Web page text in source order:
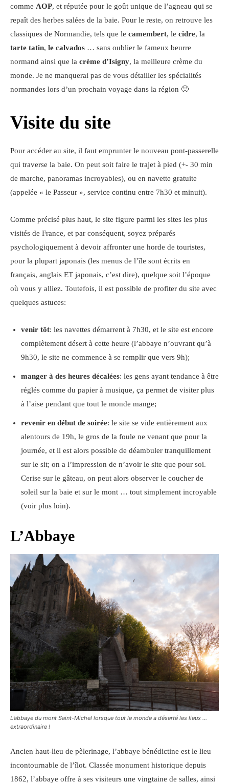
comme AOP, et réputée pour le goût unique de l’agneau qui se
repaît des herbes salées de la baie. Pour le reste, on retrouve les
classiques de Normandie, tels que le camembert, le cidre, la
tarte tatin, le calvados … sans oublier le fameux beurre
normand ainsi que la crème d’Isigny, la meilleure crème du
monde. Je ne manquerai pas de vous détailler les spécialités
normandes lors d’un prochain voyage dans la région 🙂
Visite du site
Pour accéder au site, il faut emprunter le nouveau pont-passerelle
qui traverse la baie. On peut soit faire le trajet à pied (+- 30 min
de marche, panoramas incroyables), ou en navette gratuite
(appelée « le Passeur », service continu entre 7h30 et minuit).
Comme précisé plus haut, le site figure parmi les sites les plus
visités de France, et par conséquent, soyez préparés
psychologiquement à devoir affronter une horde de touristes,
pour la plupart japonais (les menus de l’île sont écrits en
français, anglais ET japonais, c’est dire), quelque soit l’époque
où vous y alliez. Toutefois, il est possible de profiter du site avec
quelques astuces:
venir tôt: les navettes démarrent à 7h30, et le site est encore
complètement désert à cette heure (l’abbaye n’ouvrant qu’à
9h30, le site ne commence à se remplir que vers 9h);
manger à des heures décalées: les gens ayant tendance à être
réglés comme du papier à musique, ça permet de visiter plus
à l’aise pendant que tout le monde mange;
revenir en début de soirée: le site se vide entièrement aux
alentours de 19h, le gros de la foule ne venant que pour la
journée, et il est alors possible de déambuler tranquillement
sur le sit; on a l’impression de n’avoir le site que pour soi.
Cerise sur le gâteau, on peut alors observer le coucher de
soleil sur la baie et sur le mont … tout simplement incroyable
(voir plus loin).
L’Abbaye
L’abbaye du mont Saint-Michel lorsque tout le monde a déserté les lieux …
extraordinaire !
Ancien haut-lieu de pèlerinage, l’abbaye bénédictine est le lieu
incontournable de l’îlot. Classée monument historique depuis
1862, l’abbaye offre à ses visiteurs une vingtaine de salles, ainsi